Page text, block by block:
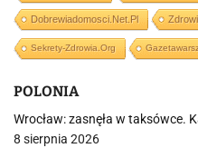
Dobrewiadomosci.net.pl
Sekrety-Zdrowia.org
POLONIA
Wrocław: zasnęła w taksówce.
8 sierpnia 2026